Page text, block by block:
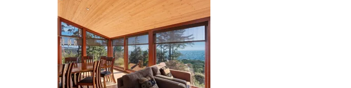
Kur nusipirkti
medines žaliuzes
Klaipėdoje?
2026-08-01